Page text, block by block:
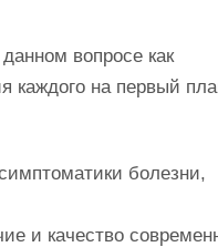
вопросе как
каждого на первый
болезни,
и качество